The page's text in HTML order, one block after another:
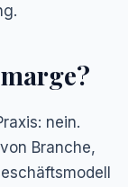
nein.
Branche,